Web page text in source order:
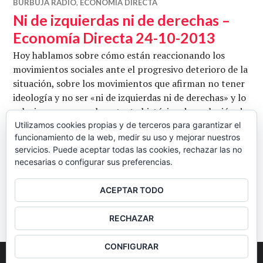
BURBUJA RADIO, ECONOMÍA DIRECTA
Ni de izquierdas ni de derechas –
Economía Directa 24-10-2013
Hoy hablamos sobre cómo están reaccionando los
movimientos sociales ante el progresivo deterioro de la
situación, sobre los movimientos que afirman no tener
ideología y no ser «ni de izquierdas ni de derechas» y lo
relacionamos con el contexto histórico de evolución de
la izquierda y cómo esta se ha ido integrando en el
sistema capitalista. Con Chus Marcano, Antonio
Rosenthal y Emilio José. Conduce …Seguir leyendo Ni de
BARRA
LATERAL
2026 Colectivo Burbuja
Utilizamos cookies propias y de terceros para garantizar el
funcionamiento de la web, medir su uso y mejorar nuestros
servicios. Puede aceptar todas las cookies, rechazar las no
necesarias o configurar sus preferencias.
ACEPTAR TODO
RECHAZAR
CONFIGURAR